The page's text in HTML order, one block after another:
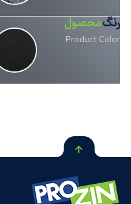
رنگمحصول
Product Color